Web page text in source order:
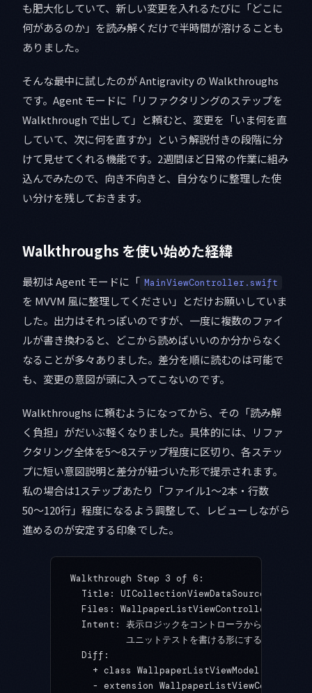
も肥大化していて、新しい変更を入れるたびに「どこに
何があるのか」を読み解くだけで半時間が溶けることも
ありました。
そんな最中に試したのが Antigravity の Walkthroughs
です。Agent モードに「リファクタリングのステップを
Walkthrough で出して」と頼むと、変更を「いま何を直
していて、次に何を直すか」という解説付きの段階に分
けて見せてくれる機能です。2週間ほど日常の作業に組み
込んでみたので、向き不向きと、自分なりに整理した使
い分けを残しておきます。
Walkthroughs を使い始めた経緯
最初は Agent モードに「 MainViewController.swift
を MVVM 風に整理してください」とだけお願いしていま
した。出力はそれっぽいのですが、一度に複数のファイ
ルが書き換わると、どこから読めばいいのか分からなく
なることが多々ありました。差分を順に読むのは可能で
も、変更の意図が頭に入ってこないのです。
Walkthroughs に頼むようになってから、その「読み解
く負担」がだいぶ軽くなりました。具体的には、リファ
クタリング全体を5〜8ステップ程度に区切り、各ステッ
プに短い意図説明と差分が紐づいた形で提示されます。
私の場合は1ステップあたり「ファイル1〜2本・行数
50〜120行」程度になるよう調整して、レビューしながら
進めるのが安定する印象でした。
Walkthrough Step 3 of 6:
Title: UICollectionViewDataSource を
Files: WallpaperListViewController.swift
Intent: 表示ロジックをコントローラから剥がし、後
          ユニットテストを書ける形にする
  Diff:
    + class WallpaperListViewModel { ... }
- extension